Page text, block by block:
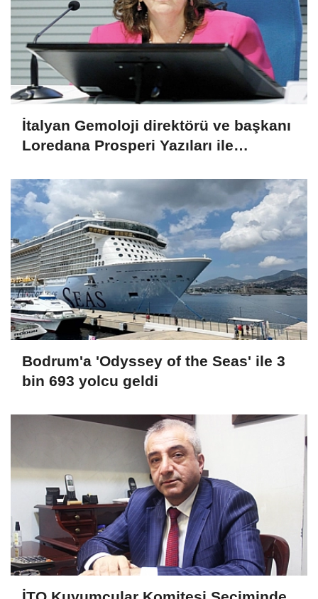
İtalyan Gemoloji direktörü ve başkanı
Loredana Prosperi Yazıları ile
Bodrum'a 'Odyssey of the Seas' ile 3
bin 693 yolcu geldi